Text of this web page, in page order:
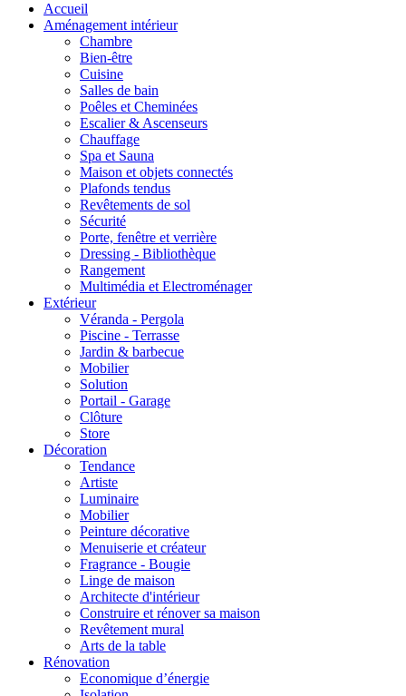
Accueil
Aménagement intérieur
Chambre
Bien-être
Cuisine
Salles de bain
Poêles et Cheminées
Escalier & Ascenseurs
Chauffage
Spa et Sauna
Maison et objets connectés
Plafonds tendus
Revêtements de sol
Sécurité
Porte, fenêtre et verrière
Dressing - Bibliothèque
Rangement
Multimédia et Electroménager
Extérieur
Véranda - Pergola
Piscine - Terrasse
Jardin & barbecue
Mobilier
Solution
Portail - Garage
Clôture
Store
Décoration
Tendance
Artiste
Luminaire
Mobilier
Peinture décorative
Menuiserie et créateur
Fragrance - Bougie
Linge de maison
Architecte d'intérieur
Construire et rénover sa maison
Revêtement mural
Arts de la table
Rénovation
Economique d’énergie